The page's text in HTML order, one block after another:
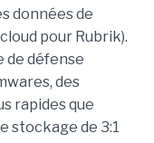
données de
pour Rubrik).
défense
des
rapides que
stockage de 3:1